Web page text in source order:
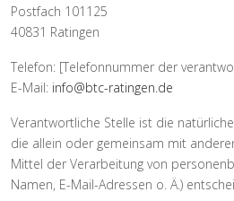
Postfach 101125
40831 Ratingen
Telefon: [Telefonnummer der
E-Mail: info@btc-ratingen.de
Verantwortliche Stelle ist die
die allein oder gemeinsam mit
Mittel der Verarbeitung von
Namen, E-Mail-Adressen o. Ä.)